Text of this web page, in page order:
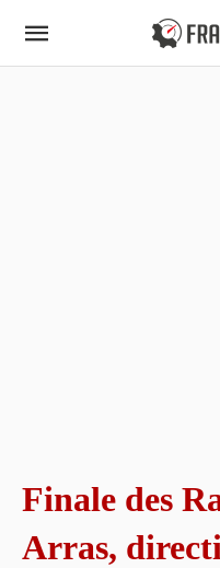
Finale des
Arras,